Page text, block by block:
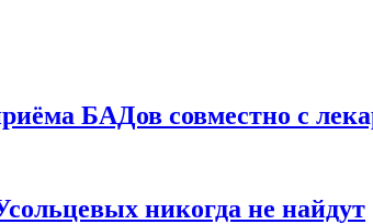
БАДов совместно с
никогда не найдут